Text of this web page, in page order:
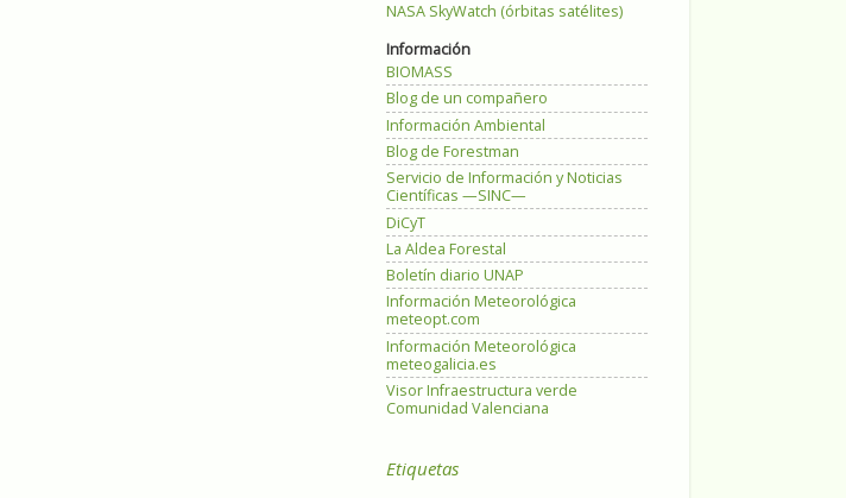
NASA SkyWatch (órbitas satélites)
Información
BIOMASS
Blog de un compañero
Información Ambiental
Blog de Forestman
Servicio de Información y Noticias
Científicas —SINC—
DiCyT
La Aldea Forestal
Boletín diario UNAP
Información Meteorológica
meteopt.com
Información Meteorológica
meteogalicia.es
Visor Infraestructura verde
Comunidad Valenciana
Etiquetas